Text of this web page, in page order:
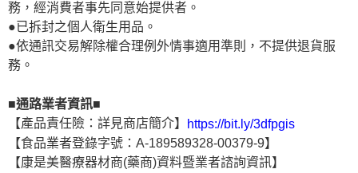
務，經消費者事先同意始提供者。
●已拆封之個人衛生用品。
●依通訊交易解除權合理例外情事適用準則，不提供退貨服
務。
■通路業者資訊■
【產品責任險：詳見商店簡介】
https://bit.ly/3dfpgis
【食品業者登錄字號：A-189589328-00379-9】
【康是美醫療器材商(藥商)資料暨業者諮詢資訊】